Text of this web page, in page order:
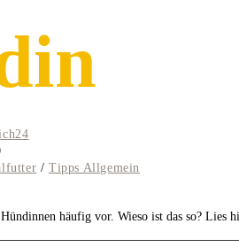
/ Tipps Allgemein
häufig vor. Wieso ist das so? Lies